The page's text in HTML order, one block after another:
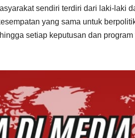
sendiri terdiri dari laki-laki
yang sama untuk
setiap keputusan dan